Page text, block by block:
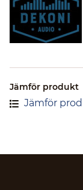
Jämför produkt
Jämför